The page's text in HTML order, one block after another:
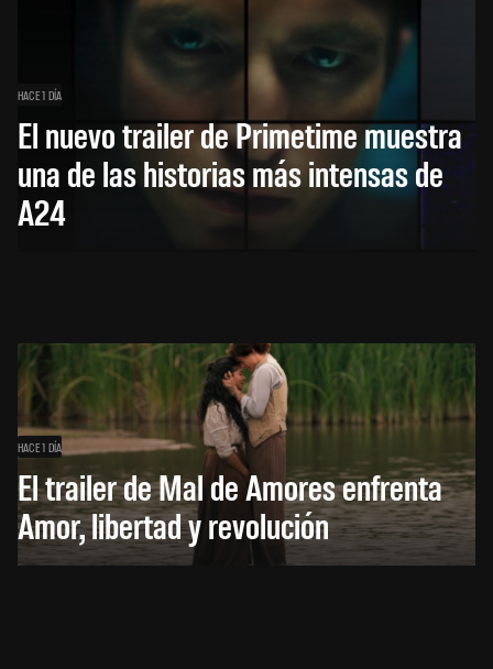
HACE 1 DÍA
El nuevo trailer de Primetime muestra
una de las historias más intensas de
A24
HACE 1 DÍA
El trailer de Mal de Amores enfrenta
Amor, libertad y revolución